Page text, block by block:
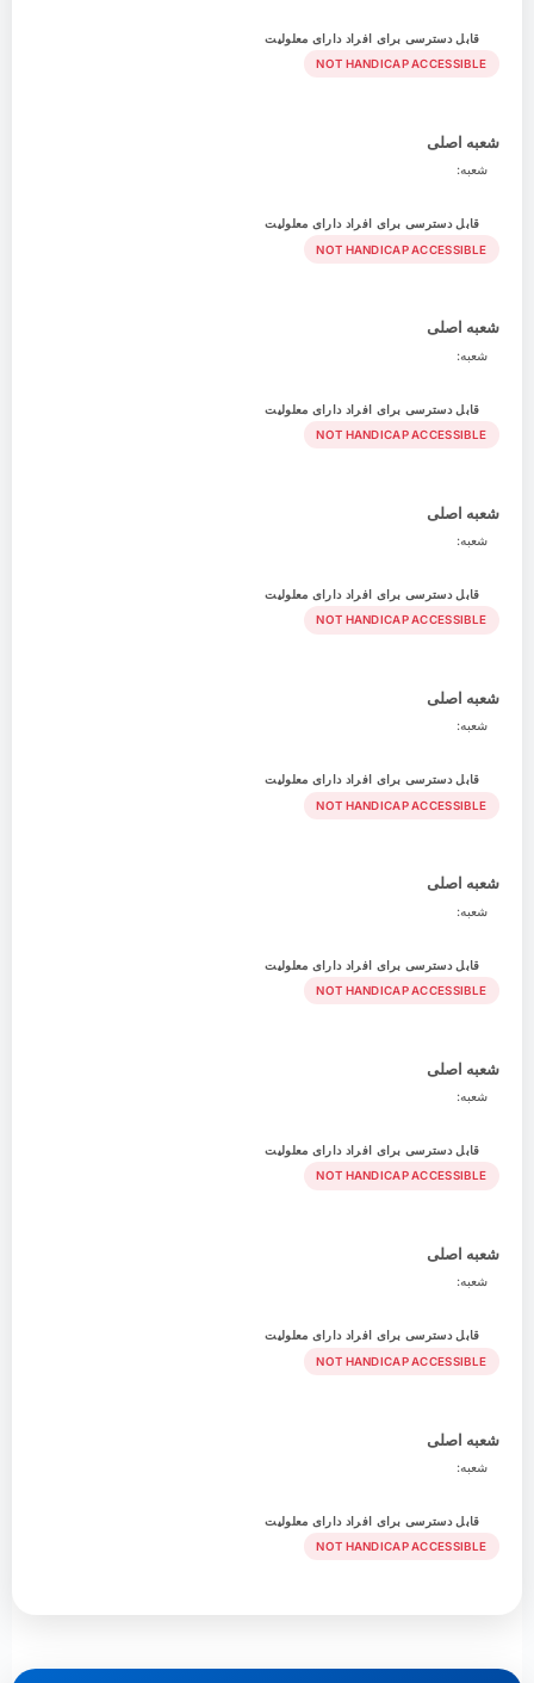
قابل دسترسی برای افراد دارای معلولیت
NOT HANDICAP ACCESSIBLE
شعبه اصلی
شعبه:
قابل دسترسی برای افراد دارای معلولیت
NOT HANDICAP ACCESSIBLE
شعبه اصلی
شعبه:
قابل دسترسی برای افراد دارای معلولیت
NOT HANDICAP ACCESSIBLE
شعبه اصلی
شعبه:
قابل دسترسی برای افراد دارای معلولیت
NOT HANDICAP ACCESSIBLE
شعبه اصلی
شعبه:
قابل دسترسی برای افراد دارای معلولیت
NOT HANDICAP ACCESSIBLE
شعبه اصلی
شعبه:
قابل دسترسی برای افراد دارای معلولیت
NOT HANDICAP ACCESSIBLE
شعبه اصلی
شعبه:
قابل دسترسی برای افراد دارای معلولیت
NOT HANDICAP ACCESSIBLE
شعبه اصلی
شعبه:
قابل دسترسی برای افراد دارای معلولیت
NOT HANDICAP ACCESSIBLE
شعبه اصلی
شعبه:
قابل دسترسی برای افراد دارای معلولیت
NOT HANDICAP ACCESSIBLE